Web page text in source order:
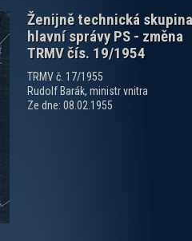
Ženijně technická skupina
hlavní správy PS - změna
TRMV čís. 19/1954
TRMV č. 17/1955
Rudolf Barák, ministr vnitra
Ze dne: 08.02.1955